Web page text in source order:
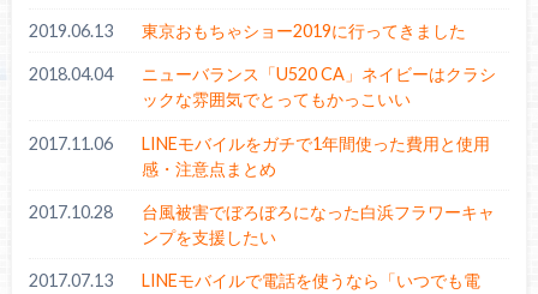
2019.06.13 東京おもちゃショー2019に行ってきました
2018.04.04
ニューバランス「U520 CA」ネイビーはクラシ
ックな雰囲気でとってもかっこいい
2017.11.06
LINEモバイルをガチで1年間使った費用と使用
感・注意点まとめ
2017.10.28
台風被害でぼろぼろになった白浜フラワーキャ
ンプを支援したい
2017.07.13
LINEモバイルで電話を使うなら「いつでも電